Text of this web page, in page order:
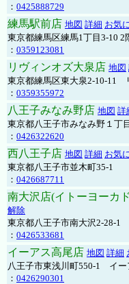
： 0425888729
練馬駅前店 地図 詳細 お気
東京都練馬区練馬1丁目3-10 2
： 0359123081
リヴィンオズ大泉店 地図
東京都練馬区東大泉2-10-11
： 0359355972
八王子みなみ野店 地図 詳
東京都八王子市みなみ野１丁
： 0426322620
西八王子店 地図 詳細 お気
東京都八王子市並木町35-1
： 0426687711
南大沢店(イトーヨーカ
解除
東京都八王子市南大沢2-28-1
： 0426533681
イーアス高尾店 地図 詳細
八王子市東浅川町550-1 イー
： 0426290301